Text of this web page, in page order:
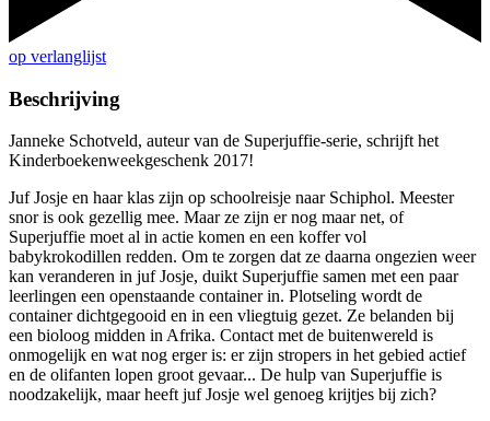
op verlanglijst
Beschrijving
Janneke Schotveld, auteur van de Superjuffie-serie, schrijft het
Kinderboekenweekgeschenk 2017!
Juf Josje en haar klas zijn op schoolreisje naar Schiphol. Meester
snor is ook gezellig mee. Maar ze zijn er nog maar net, of
Superjuffie moet al in actie komen en een koffer vol
babykrokodillen redden. Om te zorgen dat ze daarna ongezien weer
kan veranderen in juf Josje, duikt Superjuffie samen met een paar
leerlingen een openstaande container in. Plotseling wordt de
container dichtgegooid en in een vliegtuig gezet. Ze belanden bij
een bioloog midden in Afrika. Contact met de buitenwereld is
onmogelijk en wat nog erger is: er zijn stropers in het gebied actief
en de olifanten lopen groot gevaar... De hulp van Superjuffie is
noodzakelijk, maar heeft juf Josje wel genoeg krijtjes bij zich?